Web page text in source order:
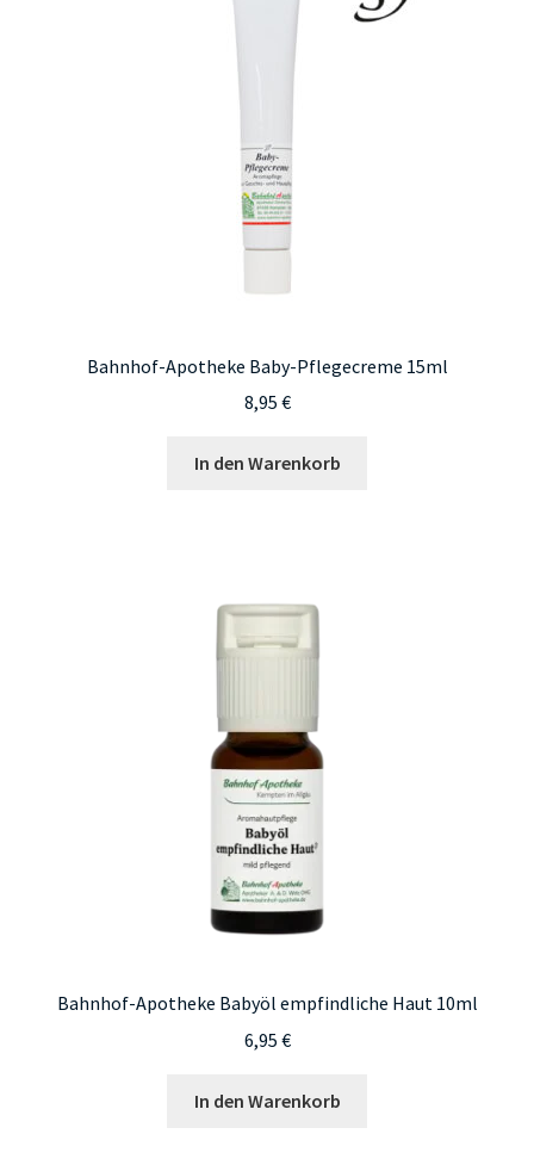
Bahnhof-Apotheke Baby-Pflegecreme 15ml
8,95 €
In den Warenkorb
Bahnhof-Apotheke Babyöl empfindliche Haut 10ml
6,95 €
In den Warenkorb